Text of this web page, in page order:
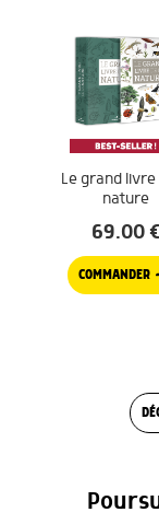
Le grand livre
nature
69.00
COMMANDER